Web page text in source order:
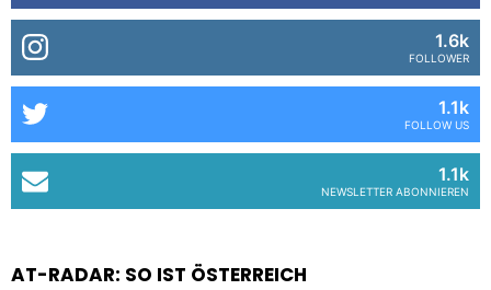
1.6k
FOLLOWER
1.1k
FOLLOW US
1.1k
NEWSLETTER ABONNIEREN
AT-RADAR: SO IST ÖSTERREICH